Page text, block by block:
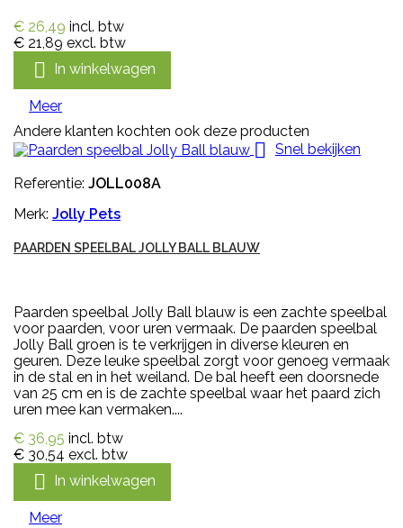
€ 26,49 incl. btw
€ 21,89 excl. btw
 In winkelwagen
Meer
Andere klanten kochten ook deze producten

Snel bekijken
Referentie: JOLL008A
Merk: Jolly Pets
PAARDEN SPEELBAL JOLLY BALL BLAUW
Paarden speelbal Jolly Ball blauw is een zachte speelbal
voor paarden, voor uren vermaak. De paarden speelbal
Jolly Ball groen is te verkrijgen in diverse kleuren en
geuren. Deze leuke speelbal zorgt voor genoeg vermaak
in de stal en in het weiland. De bal heeft een doorsnede
van 25 cm en is de zachte speelbal waar het paard zich
uren mee kan vermaken....
€ 36,95 incl. btw
€ 30,54 excl. btw
 In winkelwagen
Meer